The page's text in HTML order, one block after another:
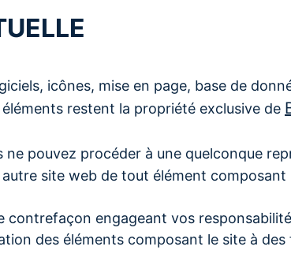
icônes, mise en page, base de
restent la propriété exclusive de
ne pouvez procéder à une quelconque
site web de tout élément composant
engageant vos
des éléments composant le site à